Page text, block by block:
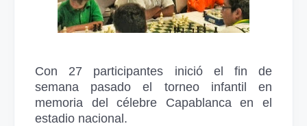
Con 27 participantes inició el fin de
semana pasado el torneo infantil en
memoria del célebre Capablanca en el
estadio nacional.